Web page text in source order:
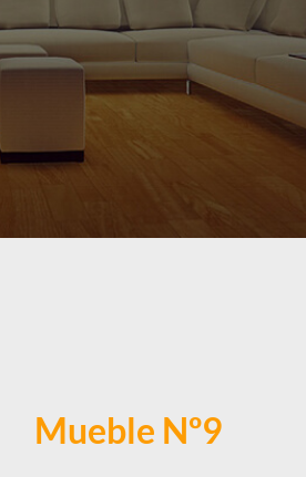
Mueble Nº9